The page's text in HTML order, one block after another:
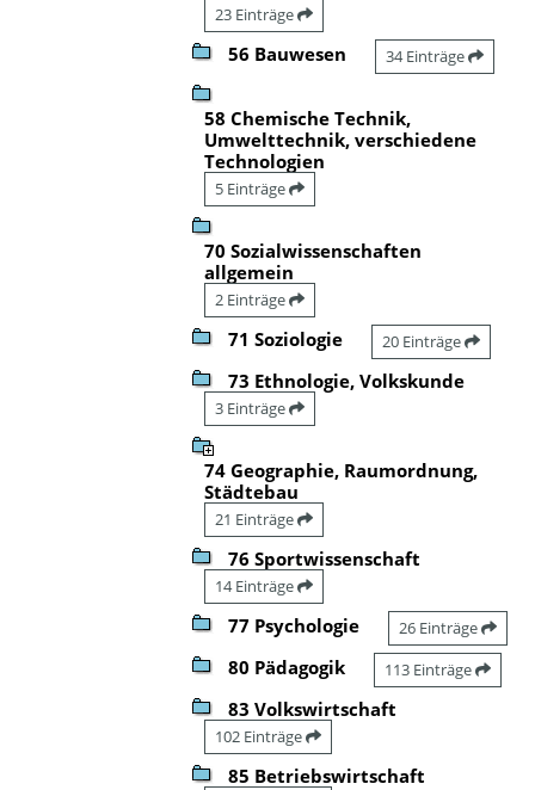
23 Einträge
56 Bauwesen 34 Einträge
58 Chemische Technik,
Umwelttechnik, verschiedene
Technologien
5 Einträge
70 Sozialwissenschaften
allgemein
2 Einträge
71 Soziologie 20 Einträge
73 Ethnologie, Volkskunde
3 Einträge
74 Geographie, Raumordnung,
Städtebau
21 Einträge
76 Sportwissenschaft
14 Einträge
77 Psychologie 26 Einträge
80 Pädagogik 113 Einträge
83 Volkswirtschaft
102 Einträge
85 Betriebswirtschaft